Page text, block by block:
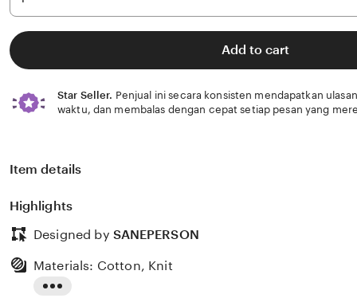
Add to cart
Star Seller. Penjual ini secara konsisten mendapatkan
waktu, dan membalas dengan cepat setiap pesan yang
Item details
Highlights
Designed by SANEPERSON
Materials: Cotton, Knit